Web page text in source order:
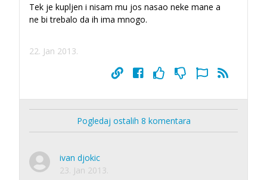
Tek je kupljen i nisam mu jos nasao neke mane a
ne bi trebalo da ih ima mnogo.
22. Jan 2013.
Pogledaj ostalih 8 komentara
ivan djokic
23. Jan 2013.